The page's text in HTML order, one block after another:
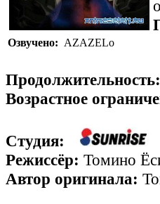
Озвучено: AZAZELo
Продолжительность:
Возрастное
Студия:
Режиссёр: Томино
Автор оригинала: